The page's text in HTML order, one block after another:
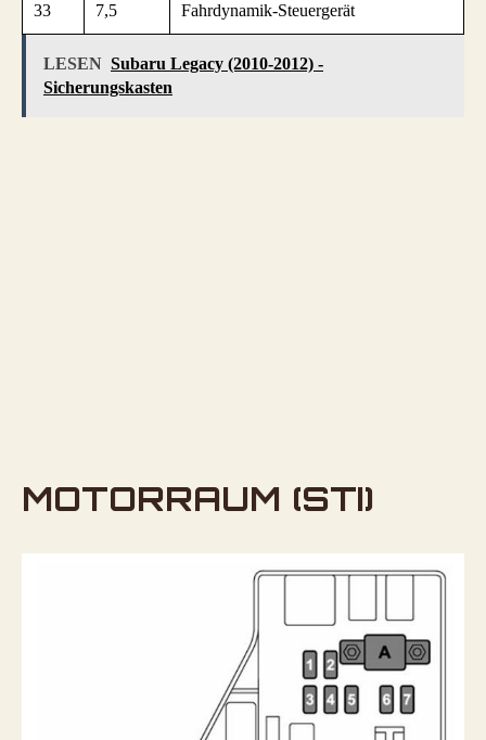
33 7,5 Fahrdynamik-Steuergerät
LESEN Subaru Legacy (2010-2012) -
Sicherungskasten
MOTORRAUM (STI)